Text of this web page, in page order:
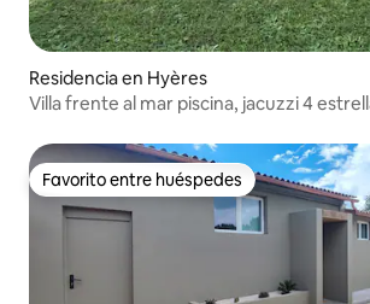
Residencia en Hyères
Villa frente al mar piscina, jacuzzi 4
Favorito entre huéspedes
Favorito entre huéspedes